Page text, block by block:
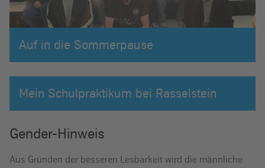
Auf in die Sommerpause
Mein Schulpraktikum bei Rasselstein
Gender-Hinweis
Aus Gründen der besseren Lesbarkeit wird die männliche